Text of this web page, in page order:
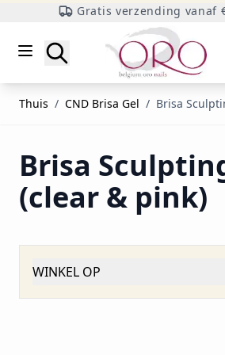
Gratis verzending vanaf
Zoeken
Thuis / CND Brisa Gel / Brisa
Brisa
(clear & pink)
WINKEL OP